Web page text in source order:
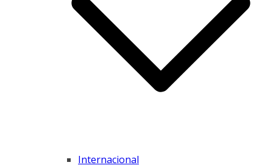
Internacional